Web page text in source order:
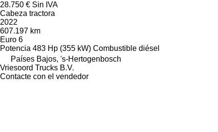
28.750 € Sin IVA
Cabeza tractora
2022
607.197 km
Euro 6
Potencia 483 Hp (355 kW) Combustible diésel
Países Bajos, 's-Hertogenbosch
Vriesoord Trucks B.V.
Contacte con el vendedor